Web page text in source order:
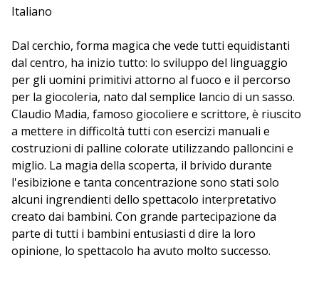
Italiano
Dal cerchio, forma magica che vede tutti equidistanti
dal centro, ha inizio tutto: lo sviluppo del linguaggio
per gli uomini primitivi attorno al fuoco e il percorso
per la giocoleria, nato dal semplice lancio di un sasso.
Claudio Madia, famoso giocoliere e scrittore, è riuscito
a mettere in difficoltà tutti con esercizi manuali e
costruzioni di palline colorate utilizzando palloncini e
miglio. La magia della scoperta, il brivido durante
l'esibizione e tanta concentrazione sono stati solo
alcuni ingrendienti dello spettacolo interpretativo
creato dai bambini. Con grande partecipazione da
parte di tutti i bambini entusiasti d dire la loro
opinione, lo spettacolo ha avuto molto successo.